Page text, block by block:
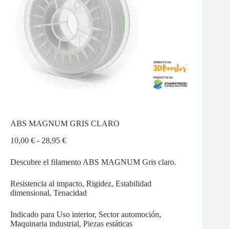
ABS MAGNUM GRIS CLARO
10,00 € - 28,95 €Rango
precios:
desde
hasta
28,95 €
Descubre el filamento ABS MAGNUM Gris claro.
Resistencia al impacto, Rigidez, Estabilidad
dimensional, Tenacidad
Indicado para Uso interior, Sector automoción,
Maquinaria industrial, Piezas estáticas